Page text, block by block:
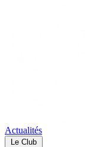
Actualités
Le Club